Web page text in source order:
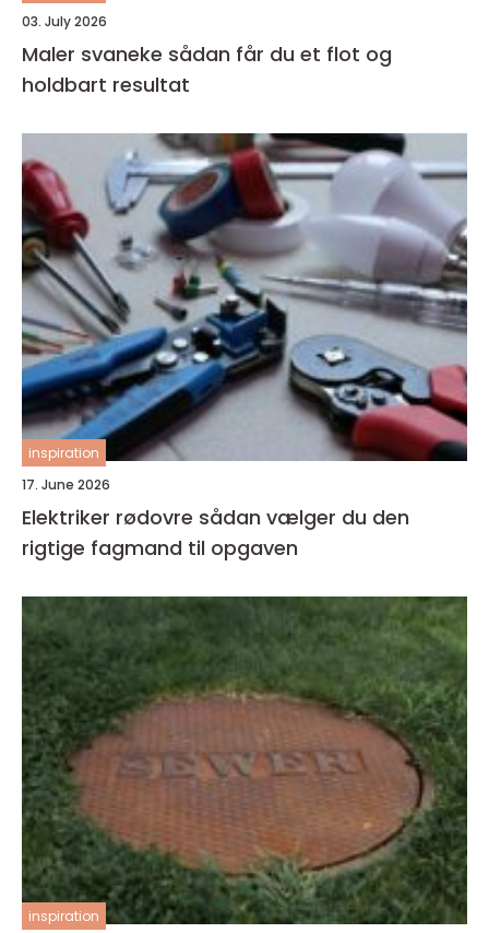
03. July 2026
Maler svaneke sådan får du et flot og
holdbart resultat
inspiration
17. June 2026
Elektriker rødovre sådan vælger du den
rigtige fagmand til opgaven
inspiration